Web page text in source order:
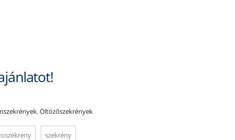
,Öltözőszekrények
szekrény